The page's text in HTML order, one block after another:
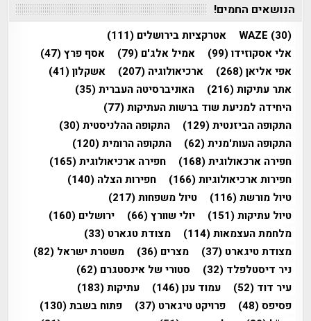
הנושאים החמים!
WAZE (30) אטרקציות בירושלים (111)
אלי אסקוזידו(99) אמיל אלג'ם (79) אסף פרץ(47)
אפי אליאן(268) ארכיאולוגיה (207) אשקלון(41)
אתר עתיקות(216) האוניברסיטה העברית(35)
היחידה למניעת שוד ברשות העתיקות(77)
התקופה הביזנטית(129) התקופה ההלניסטית(30)
התקופה העות'מנית(62) התקופה הרומית(120)
חפירה ארכאולוגית(168) חפירה ארכיאולוגית(165)
חפירות ארכיאולוגיות(166) חפירות הצלה (140)
טיול מורשת(116) טיול משפחות(217)
טיול עתיקות(151) יולי שוורץ(66) ירושלים (160)
מלחמת העצמאות(114) מצודת טגארט (33)
מצודת טיגארט (37) מצרים (36) משטרת ישראל (82)
ניר דיסטלפלד (32) סטורי של אינסטגרם (62)
עיר דוד (52) עמוד ענן(146) עתיקות(183)
פסיפס(48) פרויקט טיגארט (37) פתוח בשבת(130)